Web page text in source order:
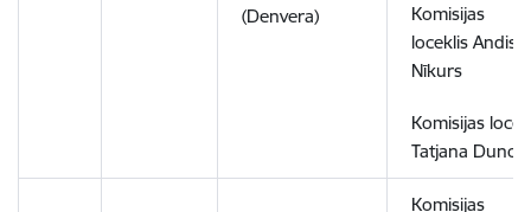
(Denvera)
Komisijas
loceklis Andis
Nīkurs
Komisijas
Tatjana Dunce
Komisijas